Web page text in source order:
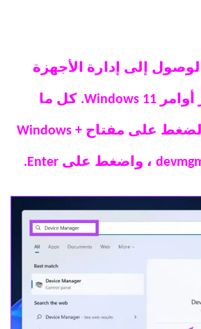
إلى إدارة الأجهزة
باستخدام سطر أوامر Windows 11. كل ما
عليك فعله هو الضغط على مفتاح Windows +